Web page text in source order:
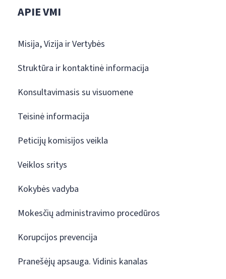
APIE VMI
Misija, Vizija ir Vertybės
Struktūra ir kontaktinė informacija
Konsultavimasis su visuomene
Teisinė informacija
Peticijų komisijos veikla
Veiklos sritys
Kokybės vadyba
Mokesčių administravimo procedūros
Korupcijos prevencija
Pranešėjų apsauga. Vidinis kanalas